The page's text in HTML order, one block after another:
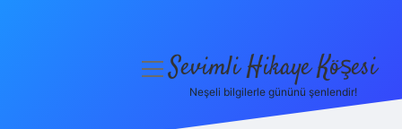
menüyüSevimli Hikaye Köşesi
Neşeli bilgilerle gününü şenlendir!